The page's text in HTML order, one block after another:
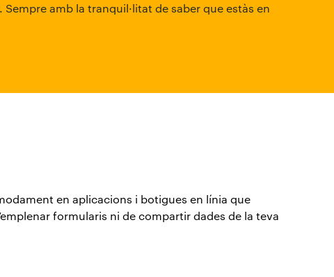
amb la tranquil·litat de saber que estàs en
en aplicacions i botigues en línia que
formularis ni de compartir dades de la teva